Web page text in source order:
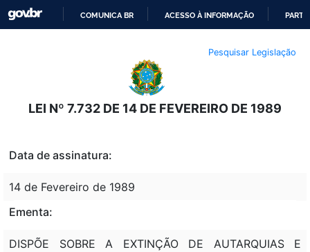
O
CONTEÚDO
COMUNICA BR ACESSO À INFORMAÇÃO
Pesquisar Legislação
LEI Nº 7.732 DE 14 DE FEVEREIRO DE 1989
Data de assinatura:
14 de Fevereiro de 1989
Ementa:
DISPÕE SOBRE A EXTINÇÃO DE AUTARQUIAS E